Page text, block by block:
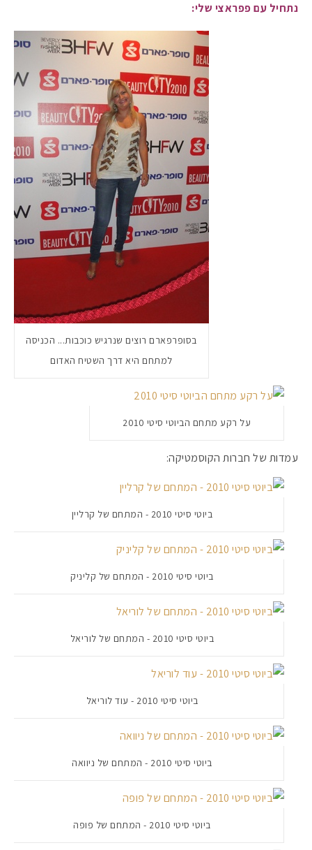
נתחיל עם פפראצי שלי:
בסופרפארם רוצים שנרגיש כוכבות... הכניסה
למתחם היא דרך השטיח האדום
על רקע מתחם הביוטי סיטי 2010
עמדות של חברות הקוסמטיקה:
ביוטי סיטי 2010 - המתחם של קרליין
ביוטי סיטי 2010 - המתחם של קליניק
ביוטי סיטי 2010 - המתחם של לוריאל
ביוטי סיטי 2010 - עוד לוריאל
ביוטי סיטי 2010 - המתחם של ניוואה
ביוטי סיטי 2010 - המתחם של פופה